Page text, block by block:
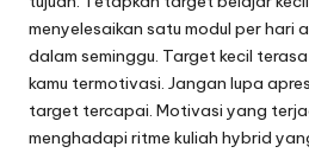
menyelesaikan satu modul per hari
dalam seminggu. Target kecil
kamu termotivasi. Jangan lupa
target tercapai. Motivasi yang
menghadapi ritme kuliah hybrid